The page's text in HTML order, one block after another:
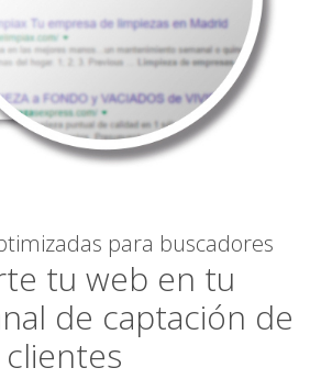
para buscadores
tu web en tu
de captación de
clientes